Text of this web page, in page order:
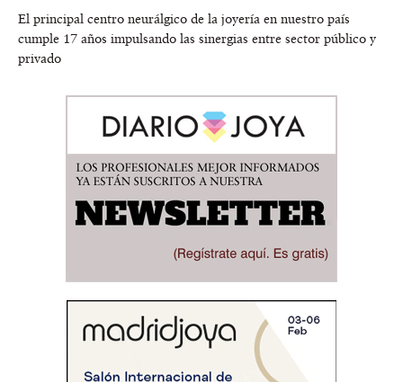
El principal centro neurálgico de la joyería en nuestro país
cumple 17 años impulsando las sinergias entre sector público y
privado